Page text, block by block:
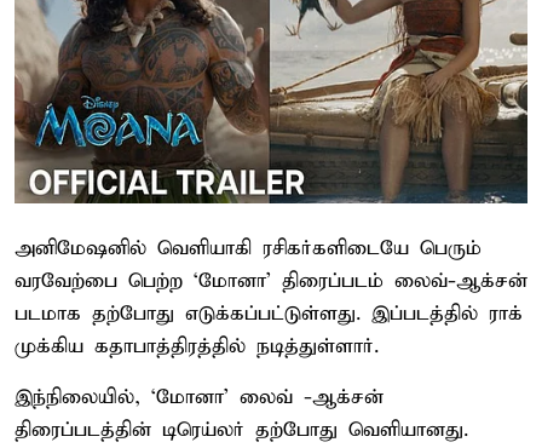
அனிமேஷனில் வெளியாகி ரசிகர்களிடையே பெரும்
வரவேற்பை பெற்ற ‘மோனா’ திரைப்படம் லைவ்-ஆக்சன்
படமாக தற்போது எடுக்கப்பட்டுள்ளது. இப்படத்தில் ராக்
முக்கிய கதாபாத்திரத்தில் நடித்துள்ளார்.
இந்நிலையில், ‘மோனா’ லைவ் -ஆக்சன்
திரைப்படத்தின் டிரெய்லர் தற்போது வெளியானது.